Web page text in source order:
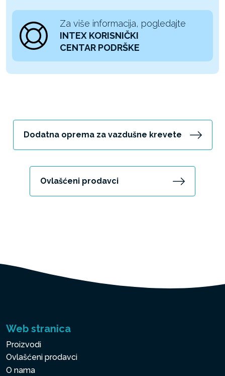
Za više informacija, pogledajte
INTEX KORISNIČKI
CENTAR PODRŠKE
Dodatna oprema za vazdušne krevete
Ovlašćeni prodavci
Web stranica
Proizvodi
Ovlašćeni prodavci
O nama